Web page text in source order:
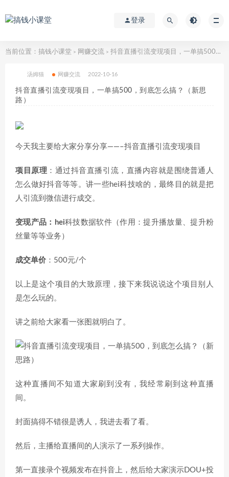
登录
当前位置： 搞钱小课堂 > 网赚交流 > 抖音直播引流变现项目，一单搞500，到底怎么搞？（新思路）
汤姆猫 网赚交流 2022-10-16
抖音直播引流变现项目，一单搞500，到底怎么搞？（新思
路）
今天我主要给大家分享分享——–抖音直播引流变现项目
项目原理 ：通过抖音直播引流，直播内容就是围绕普通人
怎么做好抖音等等。讲一些hei科技啥的，最终目的就是把
人引流到微信进行成交。
变现产品：hei科技数据软件（作用：提升播放量、提升粉
丝量等等业务）
成交单价 ：500元/个
以上是这个项目的大致原理，接下来我说说这个项目别人
是怎么玩的。
讲之前给大家看一张图就明白了。
这种直播间不知道大家刷到没有，我经常刷到这种直播
间。
封面搞得不错很是诱人，我进去看了看。
然后，主播给直播间的人演示了一系列操作。
第一直接录个视频发布在抖音上，然后给大家演示DOU+投